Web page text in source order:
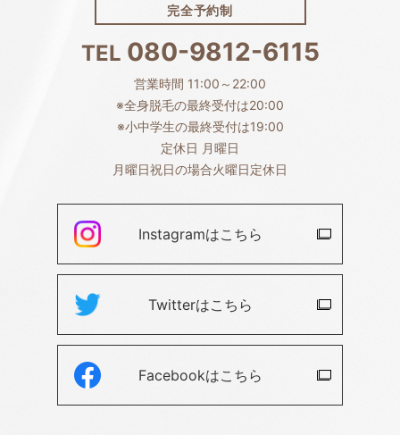
完全予約制
TEL 080-9812-6115
営業時間 11:00～22:00
※全身脱毛の最終受付は20:00
※小中学生の最終受付は19:00
定休日 月曜日
月曜日祝日の場合火曜日定休日
Instagramはこちら
Twitterはこちら
Facebookはこちら